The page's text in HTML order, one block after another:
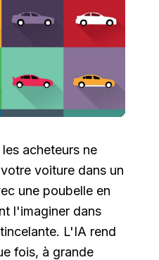
acheteurs ne
voiture dans un
une poubelle en
l'imaginer dans
L'IA rend
fois, à grande